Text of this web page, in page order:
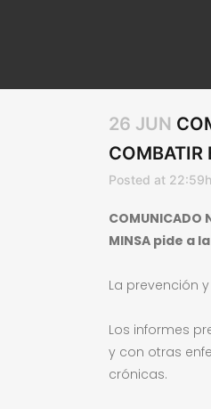
26 JUN
COMBATIR
Posted at 22:59h
COMUNICADO
MINSA pide a
La prevención
Los informes
y con otras
crónicas.